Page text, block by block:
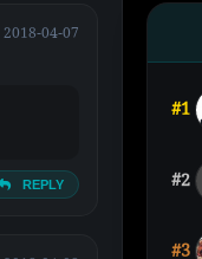
2018-04-07
REPLY
#1
#2
#3